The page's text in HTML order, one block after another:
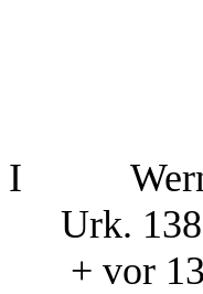
I
Urk.
+ vor